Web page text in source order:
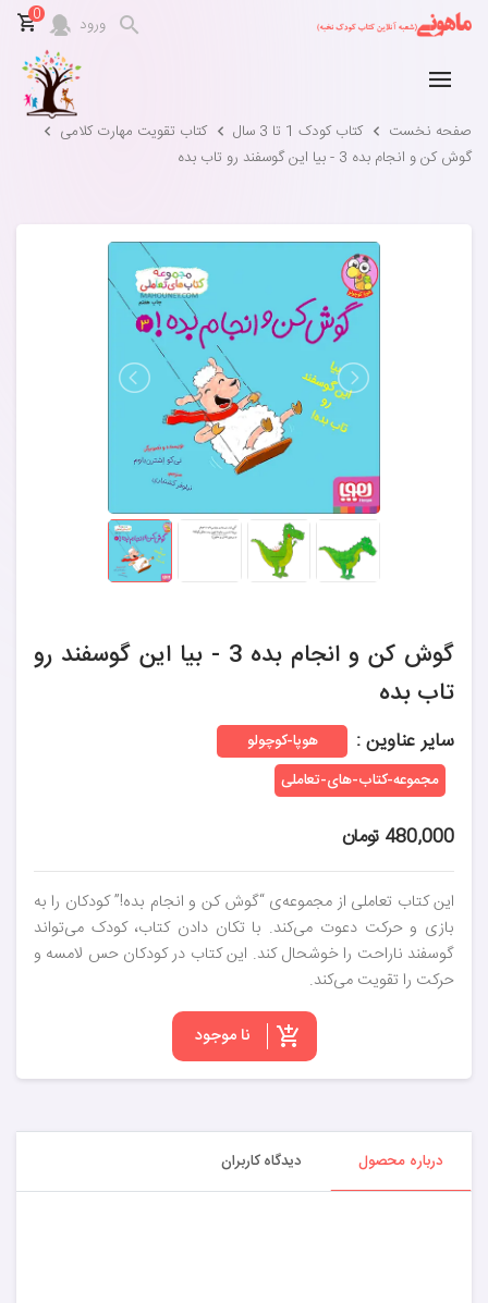
ورود 0
صفحه نخست کتاب کودک 1 تا 3 سال
کتاب تقویت مهارت کلامی
گوش کن و انجام بده 3 - بیا این گوسفند رو تاب بده
گوش کن و انجام بده 3 - بیا این گوسفند رو
تاب بده
سایر عناوین :
هوپا-کوچولو
مجموعه-کتاب-های-تعاملی
480,000 تومان
این کتاب تعاملی از مجموعه‌ی “گوش کن و انجام بده!” کودکان را به
بازی و حرکت دعوت می‌کند. با تکان دادن کتاب، کودک می‌تواند
گوسفند ناراحت را خوشحال کند. این کتاب در کودکان حس لامسه و
حرکت را تقویت می‌کند.
نا موجود
درباره محصول دیدگاه کاربران